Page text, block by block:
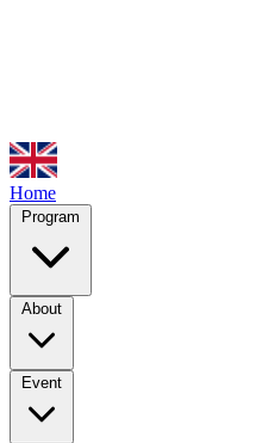
Home
Program
About
Event